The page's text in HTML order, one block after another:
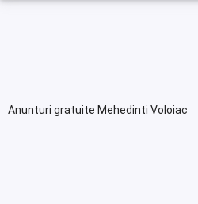
Anunturi gratuite Mehedinti Voloiac